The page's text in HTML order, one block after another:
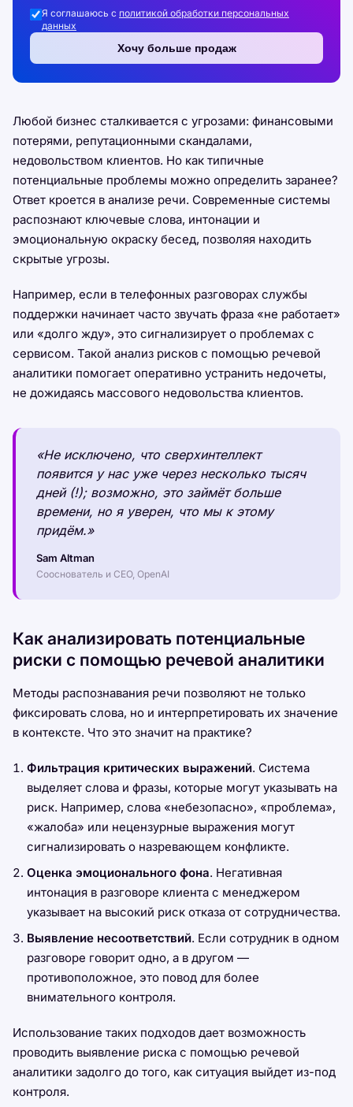
Я соглашаюсь с политикой обработки персональных
данных
Хочу больше продаж
Любой бизнес сталкивается с угрозами: финансовыми
потерями, репутационными скандалами,
недовольством клиентов. Но как типичные
потенциальные проблемы можно определить заранее?
Ответ кроется в анализе речи. Современные системы
распознают ключевые слова, интонации и
эмоциональную окраску бесед, позволяя находить
скрытые угрозы.
Например, если в телефонных разговорах службы
поддержки начинает часто звучать фраза «не работает»
или «долго жду», это сигнализирует о проблемах с
сервисом. Такой анализ рисков с помощью речевой
аналитики помогает оперативно устранить недочеты,
не дожидаясь массового недовольства клиентов.
«Не исключено, что сверхинтеллект
появится у нас уже через несколько тысяч
дней (!); возможно, это займёт больше
времени, но я уверен, что мы к этому
придём.»
Sam Altman
Сооснователь и CEO, OpenAI
Как анализировать потенциальные
риски с помощью речевой аналитики
Методы распознавания речи позволяют не только
фиксировать слова, но и интерпретировать их значение
в контексте. Что это значит на практике?
Фильтрация критических выражений. Система
выделяет слова и фразы, которые могут указывать на
риск. Например, слова «небезопасно», «проблема»,
«жалоба» или нецензурные выражения могут
сигнализировать о назревающем конфликте.
Оценка эмоционального фона. Негативная
интонация в разговоре клиента с менеджером
указывает на высокий риск отказа от сотрудничества.
Выявление несоответствий. Если сотрудник в одном
разговоре говорит одно, а в другом —
противоположное, это повод для более
внимательного контроля.
Использование таких подходов дает возможность
проводить выявление риска с помощью речевой
аналитики задолго до того, как ситуация выйдет из-под
контроля.